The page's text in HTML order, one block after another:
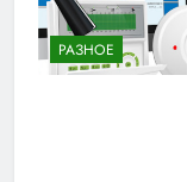
РАЗНОЕ